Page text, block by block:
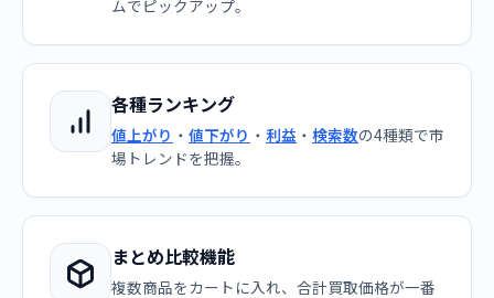
ムでピックアップ。
各種ランキング
値上がり ・ 値下がり ・ 利益 ・ 検索数の4種類で市
場トレンドを把握。
まとめ比較機能
複数商品をカートに入れ、合計買取価格が一番